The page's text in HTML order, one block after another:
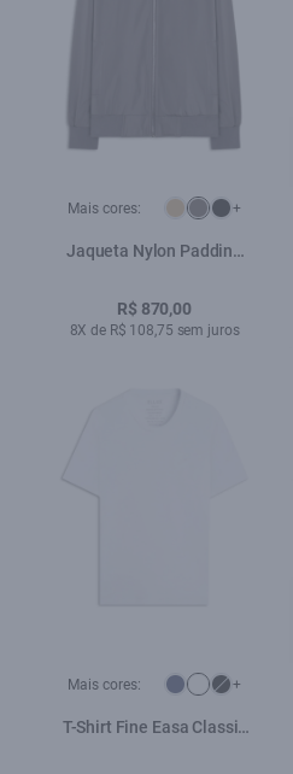
Mais cores: +
Jaqueta Nylon Padding
R$ 870,00
8X de R$ 108,75 sem juros
Mais cores: +
T-Shirt Fine Easa Classic